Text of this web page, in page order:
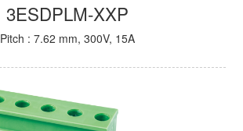
3ESDPLM-XXP
Pitch : 7.62 mm, 300V, 15A